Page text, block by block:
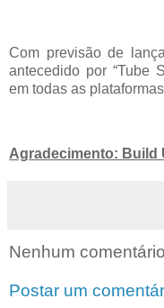
Com previsão de
antecedido por “Tube
em todas as
Agradecimento: Build
Nenhum
Postar um